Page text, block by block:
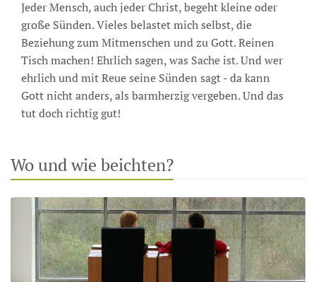
Jeder Mensch, auch jeder Christ, begeht kleine oder
große Sünden. Vieles belastet mich selbst, die
Beziehung zum Mitmenschen und zu Gott. Reinen
Tisch machen! Ehrlich sagen, was Sache ist. Und wer
ehrlich und mit Reue seine Sünden sagt - da kann
Gott nicht anders, als barmherzig vergeben. Und das
tut doch richtig gut!
Wo und wie beichten?